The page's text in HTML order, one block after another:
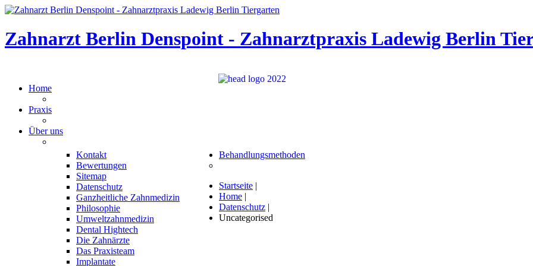
Zahnarzt Berlin Denspoint - Zahnarztpraxis Ladewig Berlin
Home
Kontakt
Bewertungen
Sitemap
Datenschutz
Praxis
Ganzheitliche Zahnmedizin
Philosophie
Umweltzahnmedizin
Dental Hightech
Über uns
Die Zahnärzte
Das Praxisteam
Behandlungsmethoden
Implantate
Startseite |
Home |
Datenschutz |
Uncategorised